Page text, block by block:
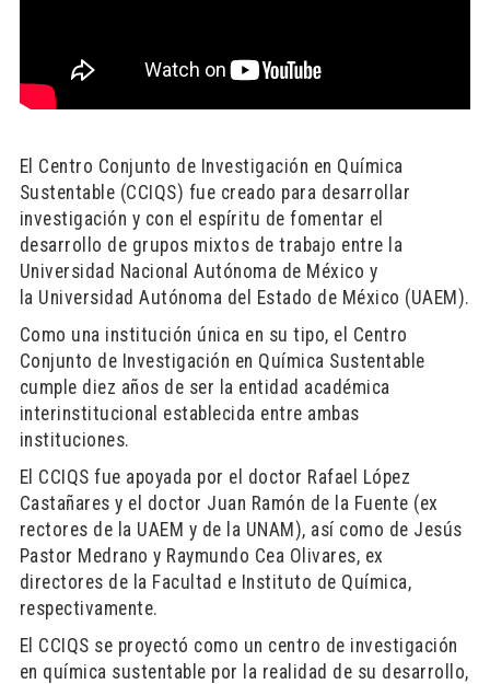
El Centro Conjunto de Investigación en Química
Sustentable (CCIQS) fue creado para desarrollar
investigación y con el espíritu de fomentar el
desarrollo de grupos mixtos de trabajo entre la
Universidad Nacional Autónoma de México y
la Universidad Autónoma del Estado de México (UAEM).
Como una institución única en su tipo, el Centro
Conjunto de Investigación en Química Sustentable
cumple diez años de ser la entidad académica
interinstitucional establecida entre ambas
instituciones.
El CCIQS fue apoyada por el doctor Rafael López
Castañares y el doctor Juan Ramón de la Fuente (ex
rectores de la UAEM y de la UNAM), así como de Jesús
Pastor Medrano y Raymundo Cea Olivares, ex
directores de la Facultad e Instituto de Química,
respectivamente.
El CCIQS se proyectó como un centro de investigación
en química sustentable por la realidad de su desarrollo,